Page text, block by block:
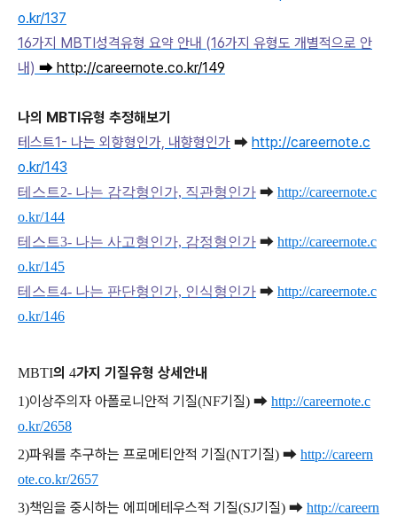
o.kr/137
16가지 MBTI성격유형 요약 안내 (16가지 유형도 개별적으로 안
내) ➡ http://careernote.co.kr/149
나의 MBTI유형 추정해보기
테스트1- 나는 외향형인가, 내향형인가 ➡ http://careernote.c
o.kr/143
테스트2- 나는 감각형인가, 직관형인가 ➡ http://careernote.c
o.kr/144
테스트3- 나는 사고형인가, 감정형인가 ➡ http://careernote.c
o.kr/145
테스트4- 나는 판단형인가, 인식형인가 ➡ http://careernote.c
o.kr/146
MBTI의 4가지 기질유형 상세안내
1)이상주의자 아폴로니안적 기질(NF기질) ➡ http://careernote.c
o.kr/2658
2)파워를 추구하는 프로메티안적 기질(NT기질) ➡ http://careern
ote.co.kr/2657
3)책임을 중시하는 에피메테우스적 기질(SJ기질) ➡ http://careern